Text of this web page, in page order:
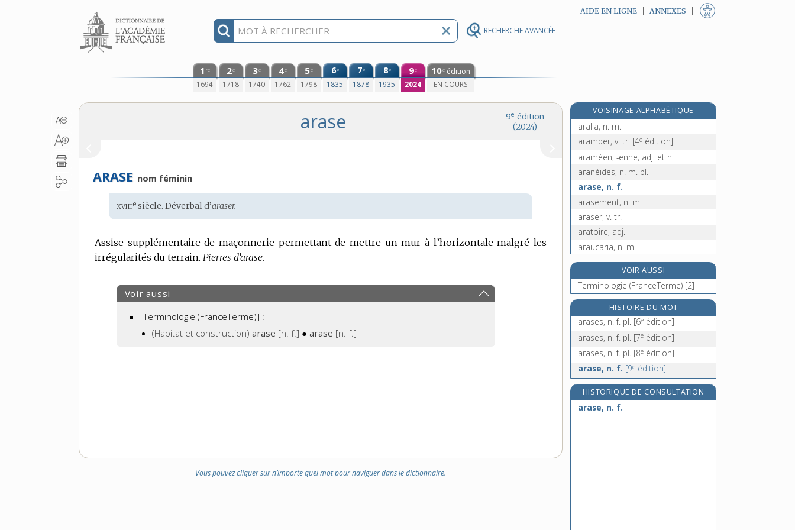
RECHERCHE AVANCÉE
Aller au contenu AIDE EN LIGNE ANNEXES
1 re
1694
2e
1718
3e
1740
4e
1762
5e
1798
6e
1835
7e
1878
8e
1935
9e
2024
10e édition
EN COURS
9e édition
(2024)
arase
ARASE nom féminin
Étymologie
:
xviiie siècle. Déverbal d’araser.
Assise supplémentaire de maçonnerie permettant de mettre un mur à l’horizontale malgré les
irrégularités du terrain. Pierres d’arase.
Voir aussi
[Terminologie (FranceTerme)] :
(Habitat et construction)arase [n. f.] ●arase [n. f.]
Vous pouvez cliquer sur n’importe quel mot pour naviguer dans le dictionnaire.
VOISINAGE ALPHABÉTIQUE
arak, n. m.
aralia, n. m.
aramber, v. tr. [4e édition]
araméen, -enne, adj. et n.
aranéides, n. m. pl.
arase, n. f.
arasement, n. m.
araser, v. tr.
aratoire, adj.
araucaria, n. m.
arbalestrille, n. f.[4 édition]
arbalète, n. f.
arbalétrier [I], n. m.
arbalétrier [II], n. m.[7 eédition]
arbitrage, n. m.
VOIR AUSSI
Terminologie (FranceTerme) [2]
HISTOIRE DU MOT
arases, n. f. pl. [6e édition]
arases, n. f. pl. [7e édition]
arases, n. f. pl. [8e édition]
arase, n. f. [9e édition]
HISTORIQUE DE CONSULTATION
arase, n. f.